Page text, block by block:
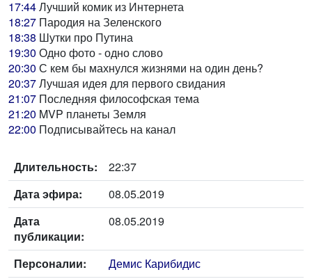
17:44Лучший комик из Интернета
18:27 Пародия на Зеленского
18:38 Шутки про Путина
19:30 Одно фото - одно слово
20:30 С кем бы махнулся жизнями на один день?
20:37Лучшая идея для первого свидания
21:07 Последняя философская тема
21:20 MVP планеты Земля
22:00 Подписывайтесь на канал
Длительность:
22:37
Дата эфира:
08.05.2019
Дата
публикации:
08.05.2019
Персоналии:
Демис Карибидис